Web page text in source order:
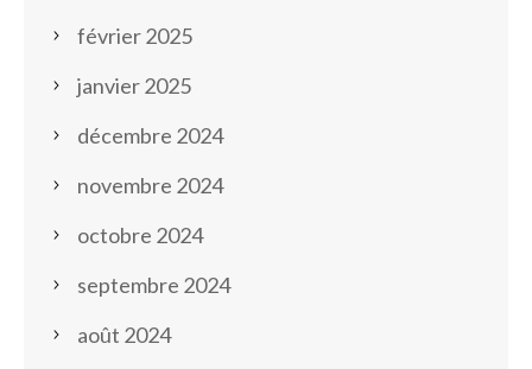
février 2025
janvier 2025
décembre 2024
novembre 2024
octobre 2024
septembre 2024
août 2024